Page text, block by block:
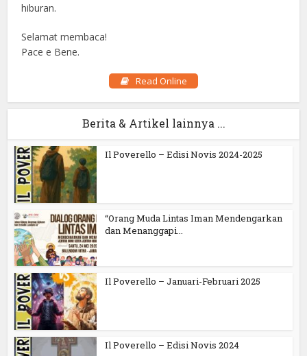
hiburan.
Selamat membaca!
Pace e Bene.
Read Online
Berita & Artikel lainnya ...
Il Poverello – Edisi Novis 2024-2025
“Orang Muda Lintas Iman Mendengarkan
dan Menanggapi...
Il Poverello – Januari-Februari 2025
Il Poverello – Edisi Novis 2024